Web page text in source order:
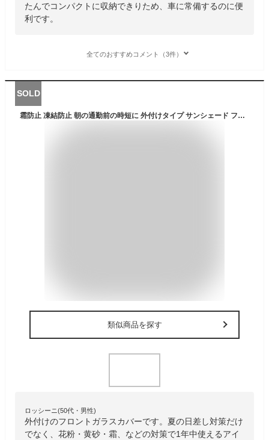
たんでコンパクトに収納できりため、車に常備するのに便
利です。
全てのおすすめコメント（3件）
SOLD
霜防止 凍結防止 朝の通勤前の時短に 外付けタイプ サンシェード フロントカバー フロントガラスカバー Lサイズ 日除け 鳥のフン 黄砂対策 落葉対策
類似商品を探す
ロッシーニ(50代・男性)
外付けのフロントガラスカバーです。夏の日差し対策だけ
でなく、花粉・黄砂・霜、などの対策で1年中使えるアイ